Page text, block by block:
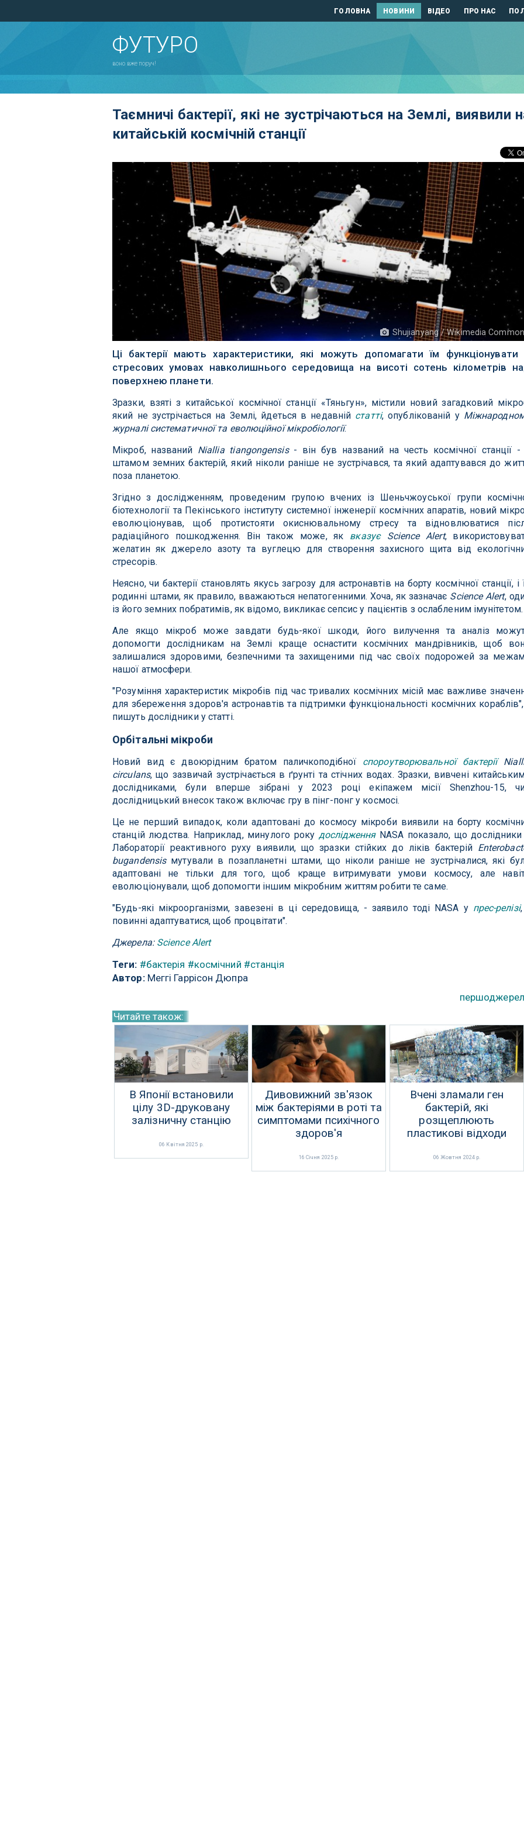
ГОЛОВНА НОВИНИ ВІДЕО ПРО НАС
ФУТУРО
воно вже поруч!
Таємничі бактерії, які не зустрічаються на Землі, виявили
китайській космічній станції
Shujianyang / Wikimedia
Ці бактерії мають характеристики, які можуть допомагати їм функціонувати
стресових умовах навколишнього середовища на висоті сотень кілометрів
поверхнею планети.
Зразки, взяті з китайської космічної станції «Тяньгун», містили новий загадковий
який не зустрічається на Землі, йдеться в недавній статті, опублікованій у
журналі систематичної та еволюційної мікробіології.
Мікроб, названий Niallia tiangongensis- він був названий на честь космічної станції -
штамом земних бактерій, який ніколи раніше не зустрічався, та який адаптувався до
поза планетою.
Згідно з дослідженням, проведеним групою вчених із Шеньчжоуської групи
біотехнології та Пекінського інституту системної інженерії космічних апаратів, новий
еволюціонував, щоб протистояти окиснювальному стресу та відновлюватися
радіаційного пошкодження. Він також може, як вказує Science Alert,
желатин як джерело азоту та вуглецю для створення захисного щита від
стресорів.
Неясно, чи бактерії становлять якусь загрозу для астронавтів на борту космічної станції, і
родинні штами, як правило, вважаються непатогенними. Хоча, як зазначає Science Alert,
із його земних побратимів, як відомо, викликає сепсис у пацієнтів з ослабленим імунітетом.
Але якщо мікроб може завдати будь-якої шкоди, його вилучення та аналіз
допомогти дослідникам на Землі краще оснастити космічних мандрівників, щоб
залишалися здоровими, безпечними та захищеними під час своїх подорожей за
нашої атмосфери.
"Розуміння характеристик мікробів під час тривалих космічних місій має важливе
для збереження здоров'я астронавтів та підтримки функціональності космічних
пишуть дослідники у статті.
Орбітальні мікроби
Новий вид є двоюрідним братом паличкоподібної спороутворювальної бактерії
circulans, що зазвичай зустрічається в ґрунті та стічних водах. Зразки, вивчені
дослідниками, були вперше зібрані у 2023 році екіпажем місії Shenzhou-15,
дослідницький внесок також включає гру в пінг-понг у космосі.
Це не перший випадок, коли адаптовані до космосу мікроби виявили на борту
станцій людства. Наприклад, минулого року дослідженняNASA показало, що дослідники
Лабораторії реактивного руху виявили, що зразки стійких до ліків бактерій
bugandensisмутували в позапланетні штами, що ніколи раніше не зустрічалися, які
адаптовані не тільки для того, щоб краще витримувати умови космосу, але
еволюціонували, щоб допомогти іншим мікробним життям робити те саме.
"Будь-які мікроорганізми, завезені в ці середовища, - заявило тоді NASA у прес-релізі
повинні адаптуватися, щоб процвітати".
Джерела: Science Alert
Теги: #бактерія #космічний #станція
Автор:Меггі Гаррісон Дюпра
Читайте також:
В Японії встановили
цілу 3D-друковану
залізничну станцію
06 Квітня 2025 р.
Дивовижний зв'язок
між бактеріями в роті та
симптомами психічного
здоров'я
16 Січня 2025 р.
Вчені зламали ген
бактерій, які
розщеплюють
пластикові відходи
06 Жовтня 2024 р.